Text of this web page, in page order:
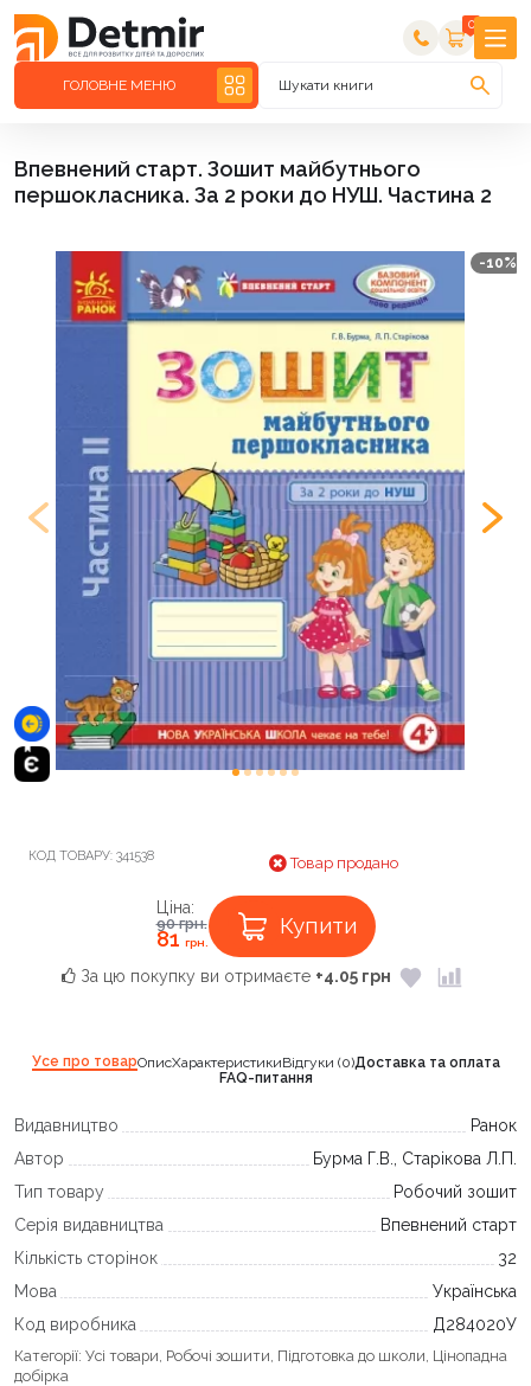
0
ГОЛОВНЕ МЕНЮ Шукати книги
Впевнений старт. Зошит майбутнього
першокласника. За 2 роки до НУШ. Частина 2
-10%
КОД ТОВАРУ: 341538 Товар продано
Ціна:
90грн.
81 грн.
Купити
За цю покупку ви отримаєте +4.05 грн
Усе про товарОписХарактеристикиВідгуки (0)Доставка та оплата
FAQ-питання
Видавництво
Ранок
Автор
Бурма Г.В., Старікова Л.П.
Тип товару
Робочий зошит
Серія видавництва
Впевнений старт
Кількість сторінок
32
Мова
Українська
Код виробника
Д284020У
Категорії: Усі товари Робочі зошити Підготовка до школи Цінопадна
добірка